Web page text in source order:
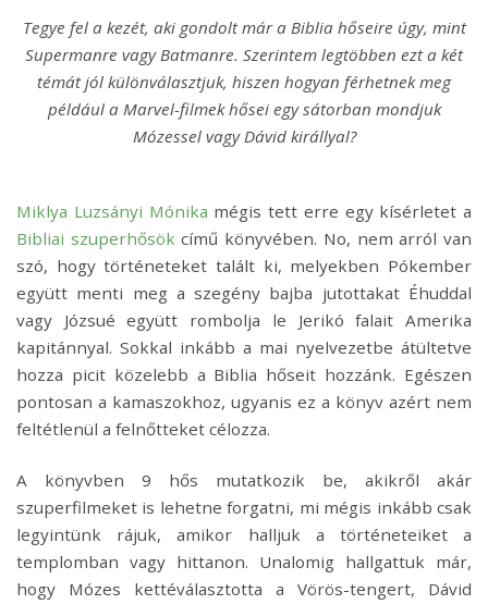
Tegye fel a kezét, aki gondolt már a Biblia hőseire úgy, mint
Supermanre vagy Batmanre. Szerintem legtöbben ezt a két
témát jól különválasztjuk, hiszen hogyan férhetnek meg
például a Marvel-filmek hősei egy sátorban mondjuk
Mózessel vagy Dávid királlyal?
Miklya Luzsányi Mónika mégis tett erre egy kísérletet a
Bibliai szuperhősök című könyvében. No, nem arról van
szó, hogy történeteket talált ki, melyekben Pókember
együtt menti meg a szegény bajba jutottakat Éhuddal
vagy Józsué együtt rombolja le Jerikó falait Amerika
kapitánnyal. Sokkal inkább a mai nyelvezetbe átültetve
hozza picit közelebb a Biblia hőseit hozzánk. Egészen
pontosan a kamaszokhoz, ugyanis ez a könyv azért nem
feltétlenül a felnőtteket célozza.
A könyvben 9 hős mutatkozik be, akikről akár
szuperfilmeket is lehetne forgatni, mi mégis inkább csak
legyintünk rájuk, amikor halljuk a történeteiket a
templomban vagy hittanon. Unalomig hallgattuk már,
hogy Mózes kettéválasztotta a Vörös-tengert, Dávid